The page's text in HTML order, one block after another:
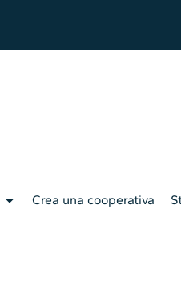
Crea una cooperativa